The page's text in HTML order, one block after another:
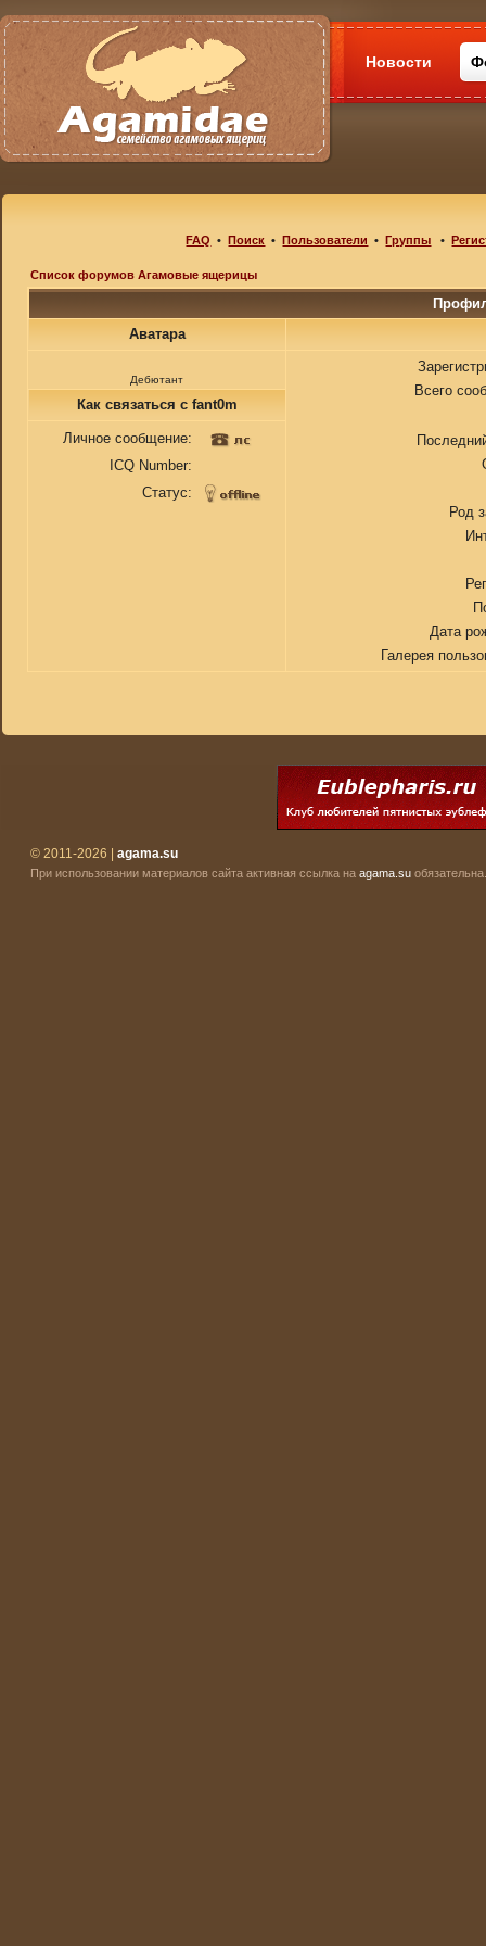
Новости
FAQ •Поиск •Пользователи •Группы •
Список форумов Агамовые ящерицы
Аватара
Дебютант
Всего
Род
Дата
Галерея
Как связаться с fant0m
Личное сообщение:
ICQ Number:
Статус:
© 2011-2026 | agama.su
При использовании материалов сайта активная ссылка на agama.su обязательна.